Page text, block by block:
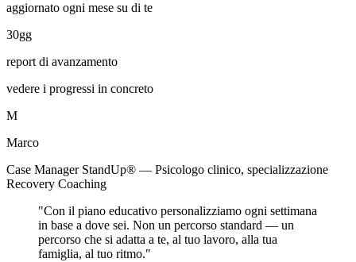
aggiornato ogni mese su di te
30gg
report di avanzamento
vedere i progressi in concreto
M
Marco
Case Manager StandUp® — Psicologo clinico, specializzazione
Recovery Coaching
"Con il piano educativo personalizziamo ogni settimana
in base a dove sei. Non un percorso standard — un
percorso che si adatta a te, al tuo lavoro, alla tua
famiglia, al tuo ritmo."